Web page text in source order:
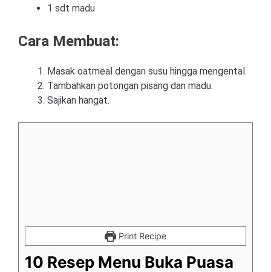
1 sdt madu
Cara Membuat:
Masak oatmeal dengan susu hingga mengental.
Tambahkan potongan pisang dan madu.
Sajikan hangat.
Print Recipe
10 Resep Menu Buka Puasa